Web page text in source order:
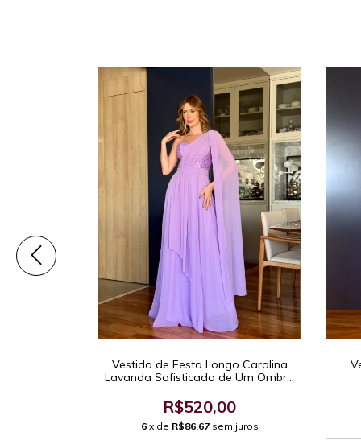
Vestido de Festa Longo Carolina
Lavanda Sofisticado de Um Ombro
com Cauda Frontal Assimétrica
R$520,00
6 x de R$86,67 sem juros